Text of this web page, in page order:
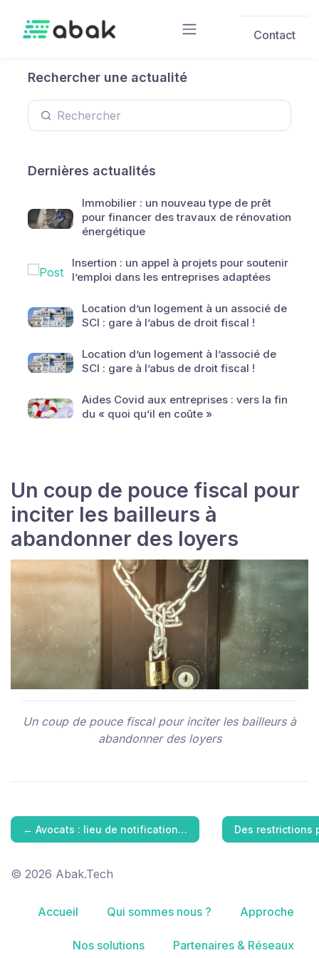
Contact
Rechercher une actualité
Dernières actualités
Immobilier : un nouveau type de prêt
pour financer des travaux de rénovation
énergétique
Insertion : un appel à projets pour soutenir
l’emploi dans les entreprises adaptées
Location d’un logement à un associé de
SCI : gare à l’abus de droit fiscal !
Location d’un logement à l’associé de
SCI : gare à l’abus de droit fiscal !
Aides Covid aux entreprises : vers la fin
du « quoi qu’il en coûte »
Un coup de pouce fiscal pour
inciter les bailleurs à
abandonner des loyers
Un coup de pouce fiscal pour inciter les bailleurs à
abandonner des loyers
← Avocats : lieu de notification… Des restrictions
© 2026 Abak.Tech
Accueil Qui sommes nous ? Approche
Nos solutions Partenaires & Réseaux